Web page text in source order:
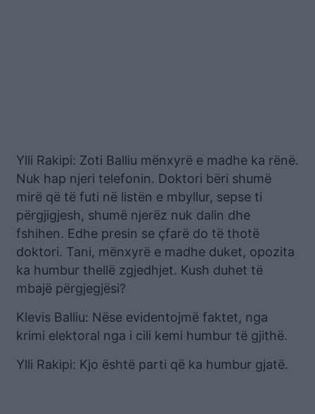
Ylli Rakipi: Zoti Balliu mënxyrë e madhe ka rënë.
Nuk hap njeri telefonin. Doktori bëri shumë
mirë që të futi në listën e mbyllur, sepse ti
përgjigjesh, shumë njerëz nuk dalin dhe
fshihen. Edhe presin se çfarë do të thotë
doktori. Tani, mënxyrë e madhe duket, opozita
ka humbur thellë zgjedhjet. Kush duhet të
mbajë përgjegjësi?
Klevis Balliu: Nëse evidentojmë faktet, nga
krimi elektoral nga i cili kemi humbur të gjithë.
Ylli Rakipi: Kjo është parti që ka humbur gjatë.